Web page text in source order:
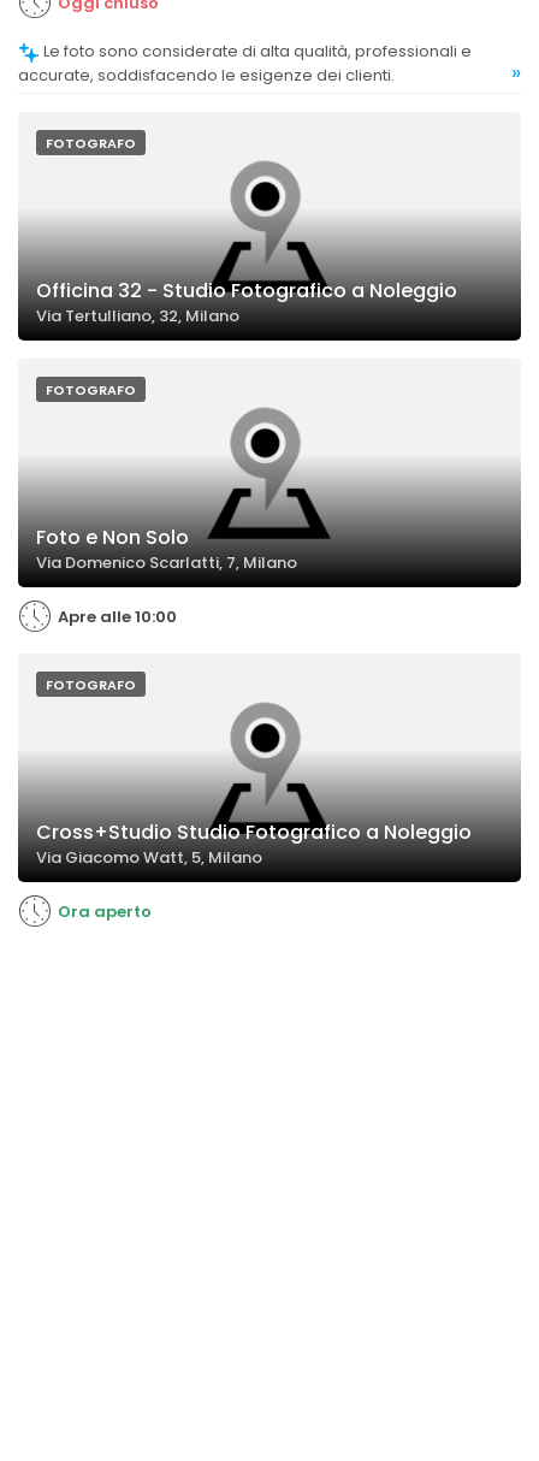
accurate, soddisfacendo le esigenze dei clienti.
»
FOTOGRAFO
Officina 32 - Studio Fotografico a Noleggio
Via Tertulliano, 32, Milano
FOTOGRAFO
Foto e Non Solo
Via Domenico Scarlatti, 7, Milano
Apre alle 10:00
FOTOGRAFO
Cross+Studio Studio Fotografico a Noleggio
Via Giacomo Watt, 5, Milano
Ora aperto